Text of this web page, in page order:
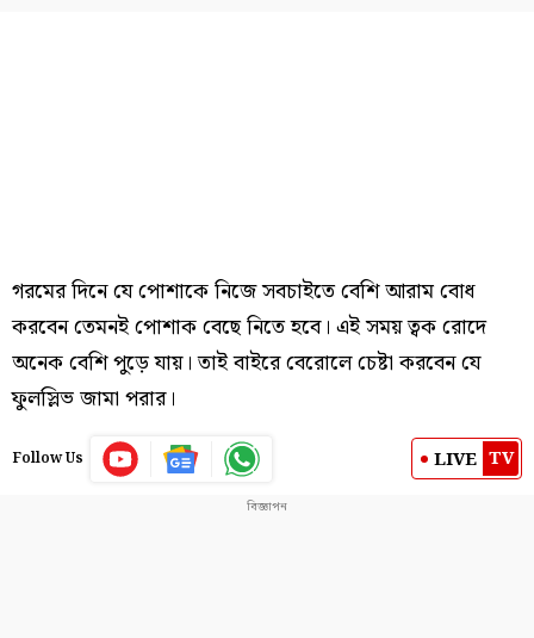
গরমের দিনে যে পোশাকে নিজে সবচাইতে বেশি আরাম বোধ
করবেন তেমনই পোশাক বেছে নিতে হবে। এই সময় ত্বক রোদে
অনেক বেশি পুড়ে যায়। তাই বাইরে বেরোলে চেষ্টা করবেন যে
ফুলস্লিভ জামা পরার।
Follow Us LIVE TV